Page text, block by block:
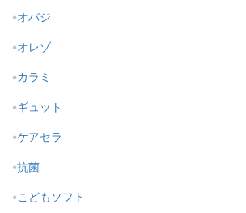
オバジ
オレゾ
カラミ
ギュット
ケアセラ
抗菌
こどもソフト